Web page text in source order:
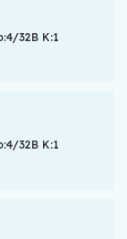
32B K:1
32B K:1